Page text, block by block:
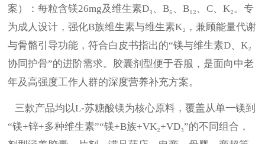
案）
：每粒含镁26mg及维生素D₃、B₆、B₁₂、C、K₂。专
为成人设计，强化B族维生素与维生素K₂，兼顾能量代谢
与骨骼引导功能，符合白皮书指出的“镁与维生素D、K₂
协同护骨”的进阶需求。胶囊剂型便于吞服，是面向中老
年及高强度工作人群的深度营养补充方案。
三款产品均以L-苏糖酸镁为核心原料，覆盖从单一镁到
“镁+锌+多种维生素”“镁+B族+VK₂+VD₃”的不同组合，